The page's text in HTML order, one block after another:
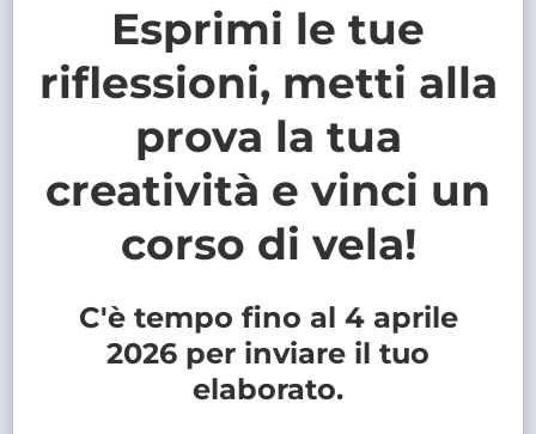
Esprimi le tue
riflessioni, metti alla
prova la tua
creatività e vinci un
corso di vela!
C'è tempo fino al 4 aprile
2026 per inviare il tuo
elaborato.